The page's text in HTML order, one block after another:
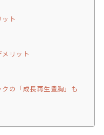
ト
リット
の「成長再生豊胸」も